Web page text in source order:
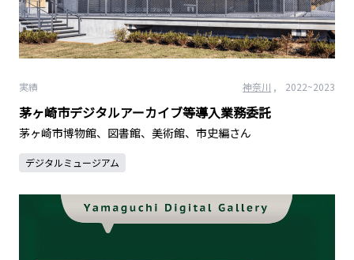
実績 神奈川 , 2022~2023
茅ヶ崎市デジタルアーカイブ等導入業務委託
茅ヶ崎市博物館、図書館、美術館、市史編さん
デジタルミュージアム